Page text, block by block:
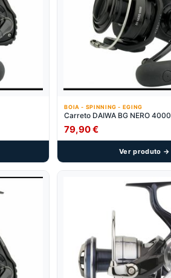
BOIA - SPINNING - EGING
Carreto DAIWA BG NERO 4000
79,90€
Ver produto →